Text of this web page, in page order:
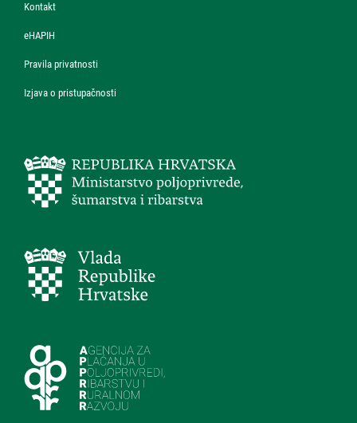
Kontakt
eHAPIH
Pravila privatnosti
Izjava o pristupačnosti